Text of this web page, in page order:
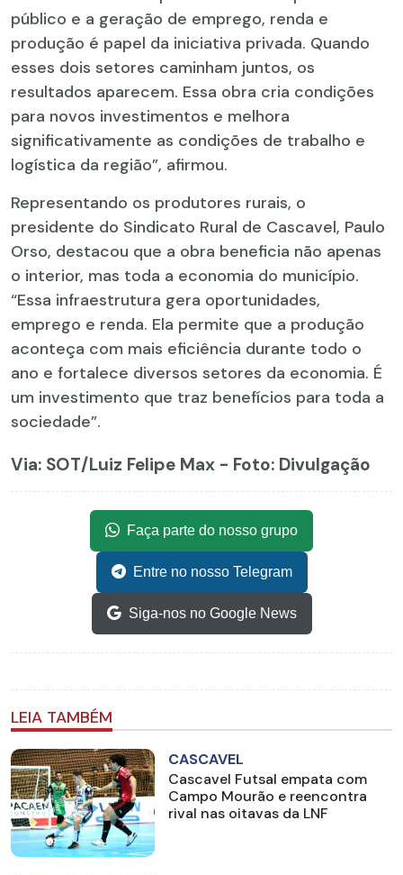
público e a geração de emprego, renda e
produção é papel da iniciativa privada. Quando
esses dois setores caminham juntos, os
resultados aparecem. Essa obra cria condições
para novos investimentos e melhora
significativamente as condições de trabalho e
logística da região”, afirmou.
Representando os produtores rurais, o
presidente do Sindicato Rural de Cascavel, Paulo
Orso, destacou que a obra beneficia não apenas
o interior, mas toda a economia do município.
“Essa infraestrutura gera oportunidades,
emprego e renda. Ela permite que a produção
aconteça com mais eficiência durante todo o
ano e fortalece diversos setores da economia. É
um investimento que traz benefícios para toda a
sociedade”.
Via: SOT/Luiz Felipe Max - Foto: Divulgação
Faça parte do nosso grupo
Entre no nosso Telegram
Siga-nos no Google News
LEIA TAMBÉM
CASCAVEL
Cascavel Futsal empata com
Campo Mourão e reencontra
rival nas oitavas da LNF